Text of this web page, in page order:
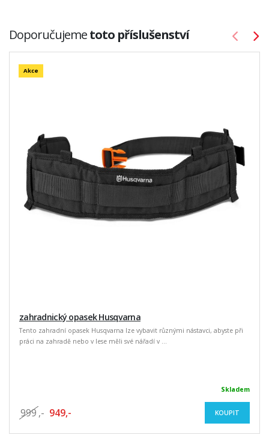
Doporučujemetoto příslušenství
Akce
zahradnický opasek Husqvarna
Tento zahradní opasek Husqvarna lze vybavit různými nástavci, abyste při
práci na zahradě nebo v lese měli své nářadí v ...
Skladem
999 ,- 949,- KOUPIT